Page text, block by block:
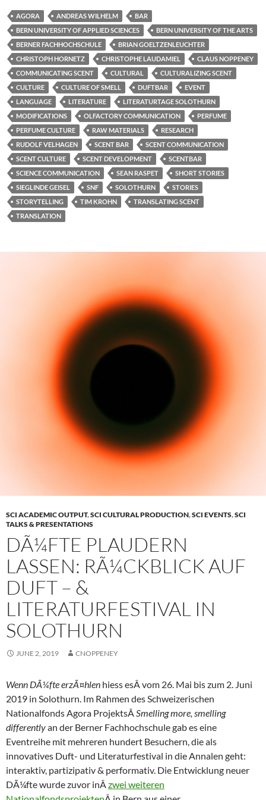
AGORA ANDREAS WILHELM
BAR
BERN UNIVERSITY OF APPLIED SCIENCES
BERN UNIVERSITY OF THE ARTS
BERNER FACHHOCHSCHULE
BRIAN GOELTZENLEUCHTER
CHRISTOPH HORNETZ
CHRISTOPHE LAUDAMIEL
CLAUS NOPPENEY
COMMUNICATING SCENT
CULTURAL
CULTURALIZING SCENT
CULTURE
CULTURE OF SMELL DUFTBAR
EVENT
LANGUAGE
LITERATURE
LITERATURTAGE SOLOTHURN
MODIFICATIONS
OLFACTORY COMMUNICATION
PERFUME
PERFUME CULTURE
RAW MATERIALS
RESEARCH
RUDOLF VELHAGEN
SCENT BAR
SCENT COMMUNICATION
SCENT CULTURE
SCENT DEVELOPMENT
SCENTBAR
SCIENCE COMMUNICATION
SEAN RASPET
SHORT STORIES
SIEGLINDE GEISEL
SNF SOLOTHURN
STORIES
STORYTELLING
TIM KROHN
TRANSLATING SCENT
TRANSLATION
SCI ACADEMIC OUTPUT,SCI CULTURAL PRODUCTION,SCI EVENTS,SCI
TALKS & PRESENTATIONS
DÃ¼FTE PLAUDERN
LASSEN: RÃ¼CKBLICK AUF
DUFT – &
LITERATURFESTIVAL IN
SOLOTHURN
JUNE 2, 2019 CNOPPENEY
Wenn DÃ¼fte erzÃ¤hlen hiess esÂ vom 26. Mai bis zum 2. Juni
2019 in Solothurn. Im Rahmen des Schweizerischen
Nationalfonds Agora ProjektsÂSmelling more, smelling
differentlyan der Berner Fachhochschule gab es eine
Eventreihe mit mehreren hundert Besuchern, die als
innovatives Duft- und Literaturfestival in die Annalen geht:
interaktiv, partizipativ & performativ. Die Entwicklung neuer
DÃ¼fte wurde zuvor inÂzwei weiteren